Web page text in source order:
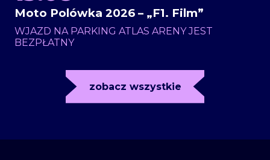
Moto Polówka 2026 – „F1. Film”
WJAZD NA PARKING ATLAS ARENY JEST
BEZPŁATNY
zobacz wszystkie